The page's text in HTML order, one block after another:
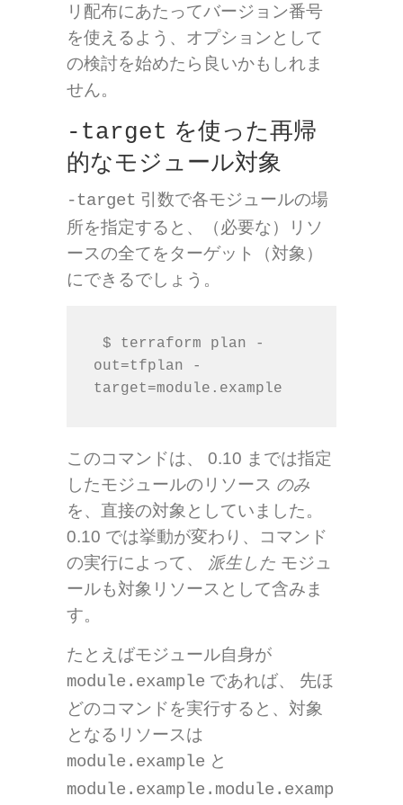
リ配布にあたってバージョン番号
を使えるよう、オプションとして
の検討を始めたら良いかもしれま
せん。
-target を使った再帰
的なモジュール対象
-target 引数で各モジュールの場
所を指定すると、（必要な）リソ
ースの全てをターゲット（対象）
にできるでしょう。
out=tfplan -
このコマンドは、 0.10 までは指定
したモジュールのリソース のみ
を、直接の対象としていました。
0.10 では挙動が変わり、コマンド
の実行によって、 派生した モジュ
ールも対象リソースとして含みま
す。
たとえばモジュール自身が
module.example であれば、 先ほ
どのコマンドを実行すると、対象
となるリソースは
module.example と
module.example.module.examp